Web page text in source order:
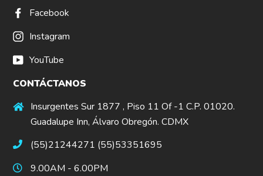
Facebook
Instagram
YouTube
CONTÁCTANOS
Insurgentes Sur 1877 , Piso 11 Of -1 C.P. 01020.
Guadalupe Inn, Álvaro Obregón. CDMX
(55)21244271 (55)53351695
9.00AM - 6.00PM